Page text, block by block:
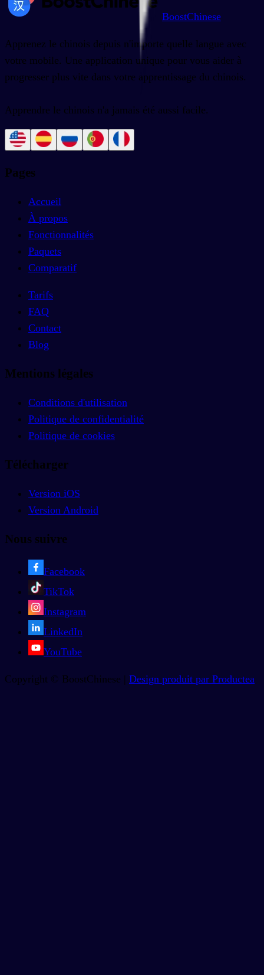
BoostChinese
Apprenez le chinois depuis n'importe quelle langue avec
votre mobile. Une application unique pour vous aider à
progresser plus vite dans votre apprentissage du chinois.
Apprendre le chinois n'a jamais été aussi facile.
Pages
Accueil
À propos
Fonctionnalités
Paquets
Comparatif
Tarifs
FAQ
Contact
Blog
Mentions légales
Conditions d'utilisation
Politique de confidentialité
Politique de cookies
Télécharger
Version iOS
Version Android
Nous suivre
Facebook
TikTok
Instagram
LinkedIn
YouTube
Copyright © BoostChinese | Design produit par Productea